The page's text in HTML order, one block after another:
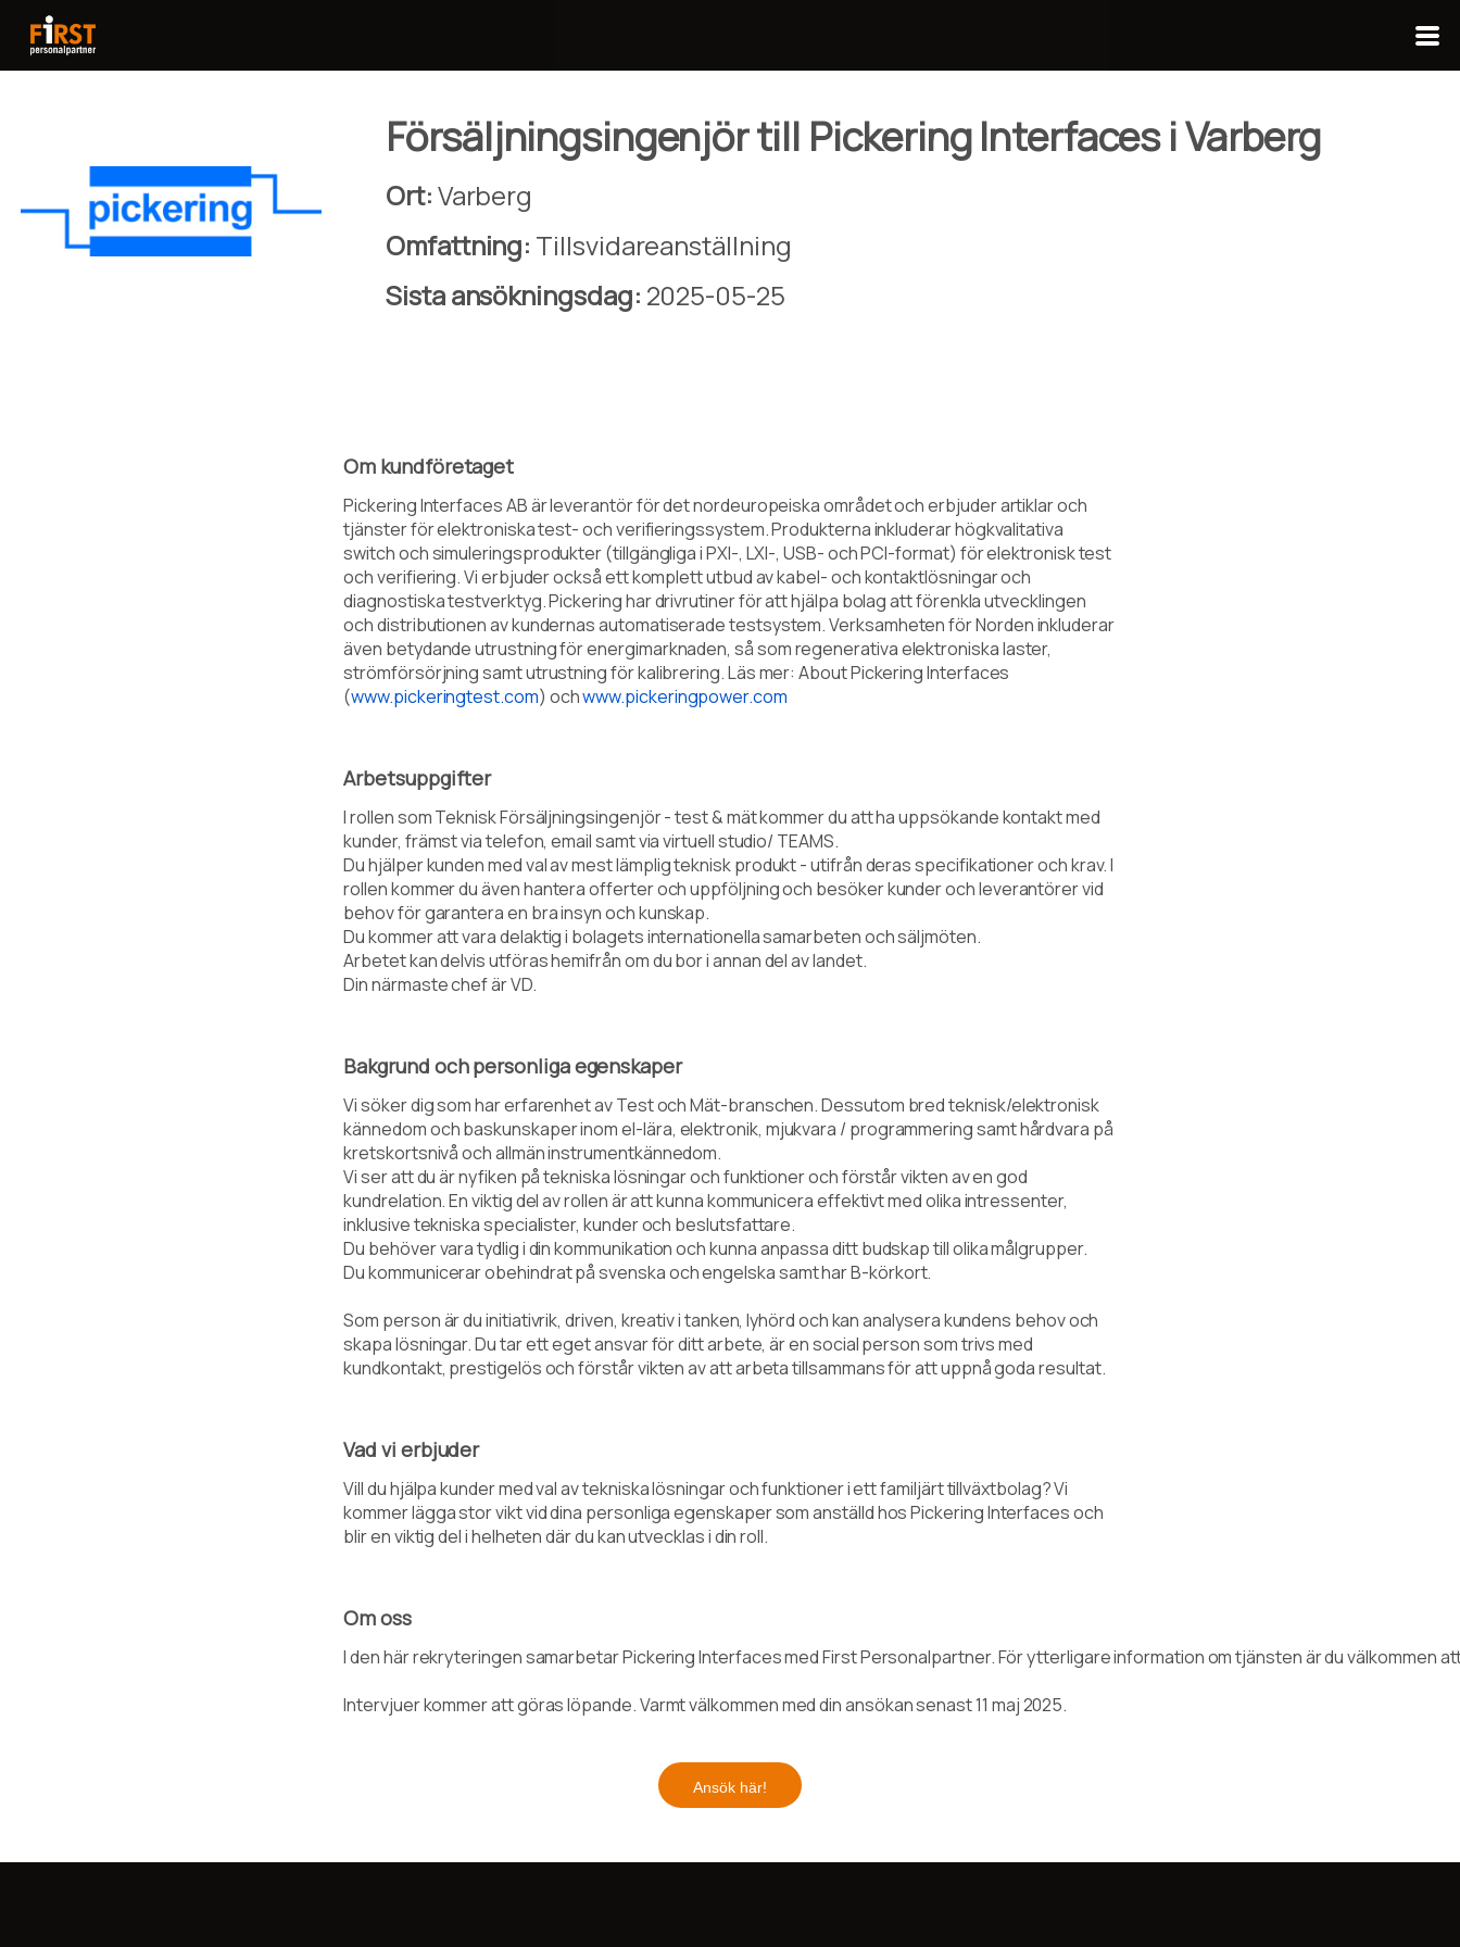
Försäljningsingenjör till Pickering Interfaces i Varberg
Ort:Varberg
Omfattning: Tillsvidareanställning
Sista ansökningsdag: 2025-05-25
Om kundföretaget
Pickering Interfaces AB är leverantör för det nordeuropeiska området och erbjuder artiklar och
tjänster för elektroniska test- och verifieringssystem. Produkterna inkluderar högkvalitativa
switch och simuleringsprodukter (tillgängliga i PXI-, LXI-, USB- och PCI-format) för elektronisk test
och verifiering. Vi erbjuder också ett komplett utbud av kabel- och kontaktlösningar och
diagnostiska testverktyg. Pickering har drivrutiner för att hjälpa bolag att förenkla utvecklingen
och distributionen av kundernas automatiserade testsystem. Verksamheten för Norden inkluderar
även betydande utrustning för energimarknaden, så som regenerativa elektroniska laster,
strömförsörjning samt utrustning för kalibrering. Läs mer: About Pickering Interfaces
(www.pickeringtest.com) ochwww.pickeringpower.com
Arbetsuppgifter
I rollen som Teknisk Försäljningsingenjör - test & mät kommer du att ha uppsökande kontakt med
kunder, främst via telefon, email samt via virtuell studio/ TEAMS.
Du hjälper kunden med val av mest lämplig teknisk produkt - utifrån deras specifikationer och krav. I
rollen kommer du även hantera offerter och uppföljning och besöker kunder och leverantörer vid
behov för garantera en bra insyn och kunskap.
Du kommer att vara delaktig i bolagets internationella samarbeten och säljmöten.
Arbetet kan delvis utföras hemifrån om du bor i annan del av landet.
Din närmaste chef är VD.
Bakgrund och personliga egenskaper
Vi söker dig som har erfarenhet av Test och Mät-branschen. Dessutom bred teknisk/elektronisk
kännedom och baskunskaper inom el-lära, elektronik, mjukvara / programmering samt hårdvara på
kretskortsnivå och allmän instrumentkännedom.
Vi ser att du är nyfiken på tekniska lösningar och funktioner och förstår vikten av en god
kundrelation. En viktig del av rollen är att kunna kommunicera effektivt med olika intressenter,
inklusive tekniska specialister, kunder och beslutsfattare.
Du behöver vara tydlig i din kommunikation och kunna anpassa ditt budskap till olika målgrupper.
Du kommunicerar obehindrat på svenska och engelska samt har B-körkort.
Som person är du initiativrik, driven, kreativ i tanken, lyhörd och kan analysera kundens behov och
skapa lösningar. Du tar ett eget ansvar för ditt arbete, är en social person som trivs med
kundkontakt, prestigelös och förstår vikten av att arbeta tillsammans för att uppnå goda resultat.
Vad vi erbjuder
Vill du hjälpa kunder med val av tekniska lösningar och funktioner i ett familjärt tillväxtbolag? Vi
kommer lägga stor vikt vid dina personliga egenskaper som anställd hos Pickering Interfaces och
blir en viktig del i helheten där du kan utvecklas i din roll.
Om oss
I den här rekryteringen samarbetar Pickering Interfaces med First Personalpartner. För ytterligare information om tjänsten är du välkommen
Intervjuer kommer att göras löpande. Varmt välkommen med din ansökan senast 11 maj 2025.
Ansök här!